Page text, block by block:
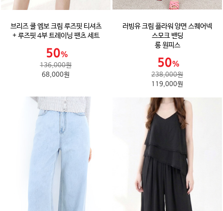
브리즈 쿨 엠보 크림 루즈핏 티셔츠
+ 루즈핏 4부 트레이닝 팬츠 세트
136,000원
68,000원
러빙유 크림 플라워 양면 스퀘어넥
스모크 밴딩
롱 원피스
238,000원
119,000원